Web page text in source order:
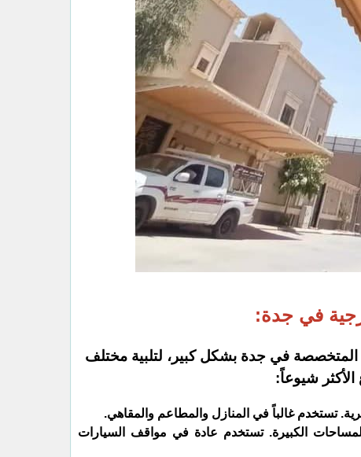
في جدة:
في جدة بشكل كبير، لتلبية مختلف
الأكثر شيوعاً:
تستخدم غالباً في المنازل والمطاعم والمقاهي.
الكبيرة. تستخدم عادة في مواقف السيارات